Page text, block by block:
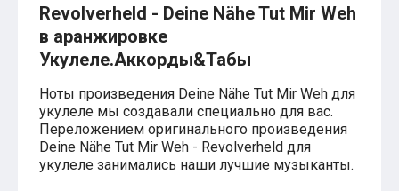
Алексей Чумаков
Леонид Агутин
Саундтрек
Тематические
Из фильмов
Аватар: Путь воды
Титаник
Гарри Поттер
Хатико
Реквием по мечте
Revolverheld - Deine Nähe Tut Mir Weh
в аранжировке
Укулеле.Аккорды&Табы
Ноты произведения Deine Nähe Tut Mir Weh для
укулеле мы создавали специально для вас.
Переложением оригинального произведения
Deine Nähe Tut Mir Weh - Revolverheld для
укулеле занимались наши лучшие музыканты.